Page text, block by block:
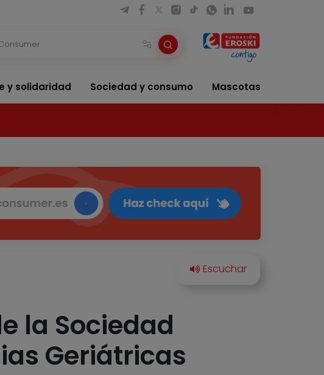
y solidaridad Sociedad y consumo Mascotas
la Sociedad
Geriátricas